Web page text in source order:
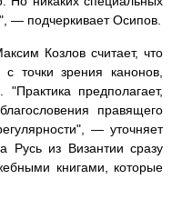
— подчеркивает Осипов.
Козлов считает, что
с точки зрения канонов,
предполагает,
правящего
— уточняет
Русь из Византии сразу
книгами, которые